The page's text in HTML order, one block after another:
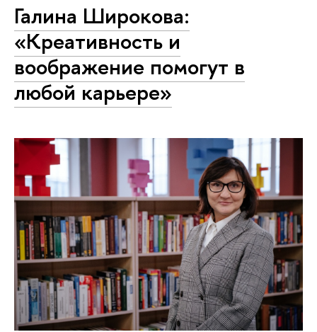
Галина Широкова:
«Креативность и
воображение помогут в
любой карьере»